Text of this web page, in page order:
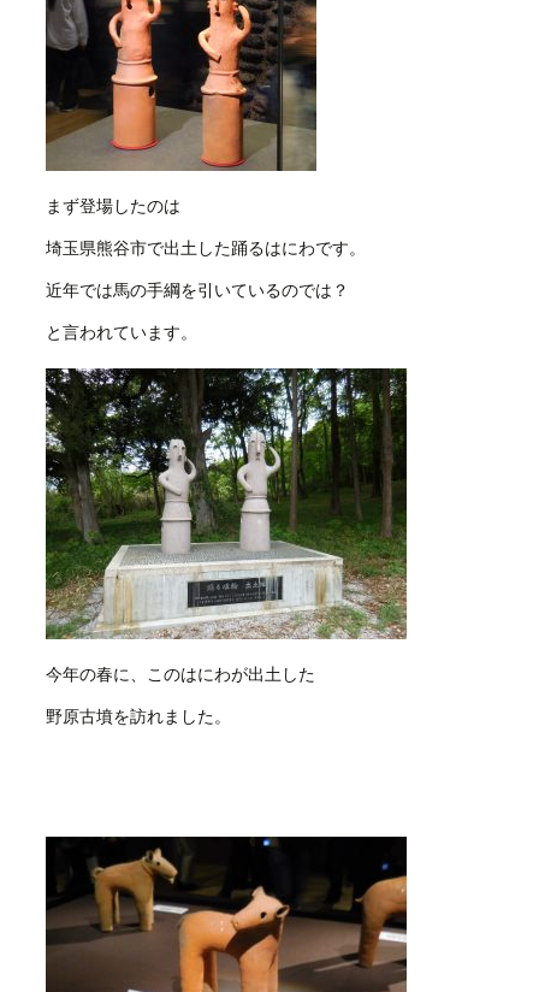
まず登場したのは
埼玉県熊谷市で出土した踊るはにわです。
近年では馬の手綱を引いているのでは？
と言われています。
今年の春に、このはにわが出土した
野原古墳を訪れました。